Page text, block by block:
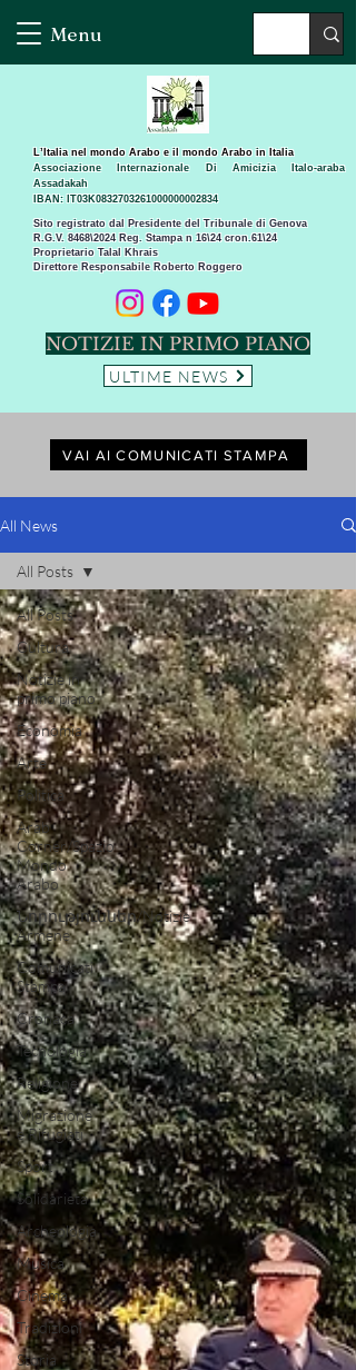
Menu
Sito registrato dal Presidente del Tribunale di Genova
R.G.V. 8468\2024 Reg. Stampa n 16\24 cron.61\24 ​
Proprietario Talal Khrais
Direttore Responsabile Roberto Roggero
L’Italia nel mondo Arabo e il mondo Arabo in Italia
Associazione Internazionale Di Amicizia Italo-araba
Assadakah
IBAN: IT03K0832703261000000002834
NOTIZIE IN PRIMO PIANO
ULTIME NEWS
VAI AI COMUNICATI STAMPA
All News
All Posts
Cultura
Notizie in
primo piano
Economia
Arte
Politica
Arab
Corner/Spazio
Mondo
Arabo
Նորություններ/Notizie
Armene
Comunicati
Stampa
Cronaca
Tecnologia
Religione
Migrazione
e Rifugiati
Sport
Solidarietà
Archeologia
Musica
Cinema
Tradizioni
Storia
All Posts